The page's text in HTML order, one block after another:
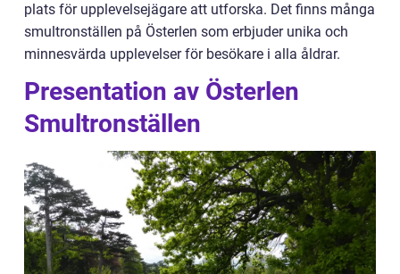
plats för upplevelsejägare att utforska. Det finns många
smultronställen på Österlen som erbjuder unika och
minnesvärda upplevelser för besökare i alla åldrar.
Presentation av Österlen
Smultronställen